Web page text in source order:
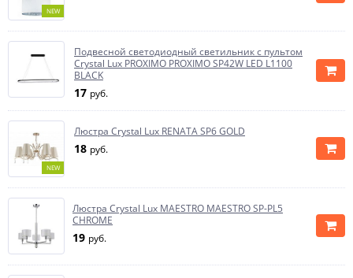
NEW
Подвесной светодиодный светильник с пультом
Crystal Lux PROXIMO PROXIMO SP42W LED L1100
BLACK
17 руб.
NEW
Люстра Crystal Lux RENATA SP6 GOLD
18 руб.
Люстра Crystal Lux MAESTRO MAESTRO SP-PL5
CHROME
19 руб.